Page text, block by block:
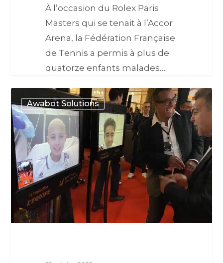
À l’occasion du Rolex Paris
Masters qui se tenait à l’Accor
Arena, la Fédération Française
de Tennis a permis à plus de
quatorze enfants malades…
Awabot Solutions